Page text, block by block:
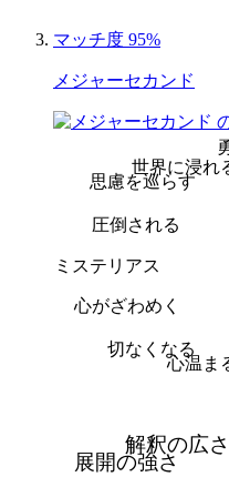
マッチ度 95%
メジャーセカンド
心温ま
切なくなる
心がざわめく
ミステリアス
圧倒される
思慮を巡らす
世界に浸れ
展開の強さ
解釈の広さ